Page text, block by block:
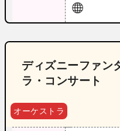
ディズニーファン
ラ・コンサート
オーケストラ